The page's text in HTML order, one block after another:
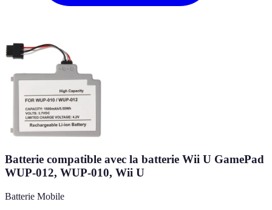
Batterie compatible avec la batterie Wii U GamePad
WUP-012, WUP-010, Wii U
Batterie Mobile